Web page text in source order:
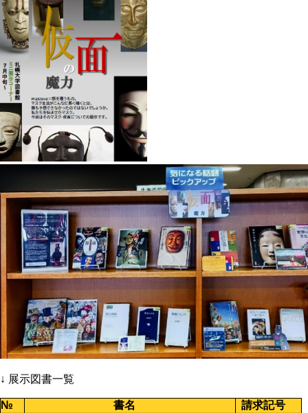
↓ 展示図書一覧
№ 書名 請求記号